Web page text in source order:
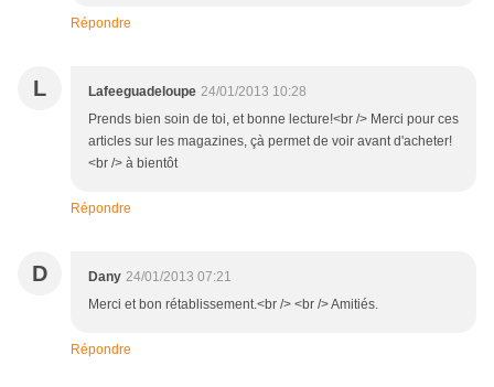
Répondre
L Lafeeguadeloupe 24/01/2013 10:28
Prends bien soin de toi, et bonne lecture!<br /> Merci pour ces
articles sur les magazines, çà permet de voir avant d'acheter!
<br /> à bientôt
Répondre
D Dany 24/01/2013 07:21
Merci et bon rétablissement.<br /> <br /> Amitiés.
Répondre